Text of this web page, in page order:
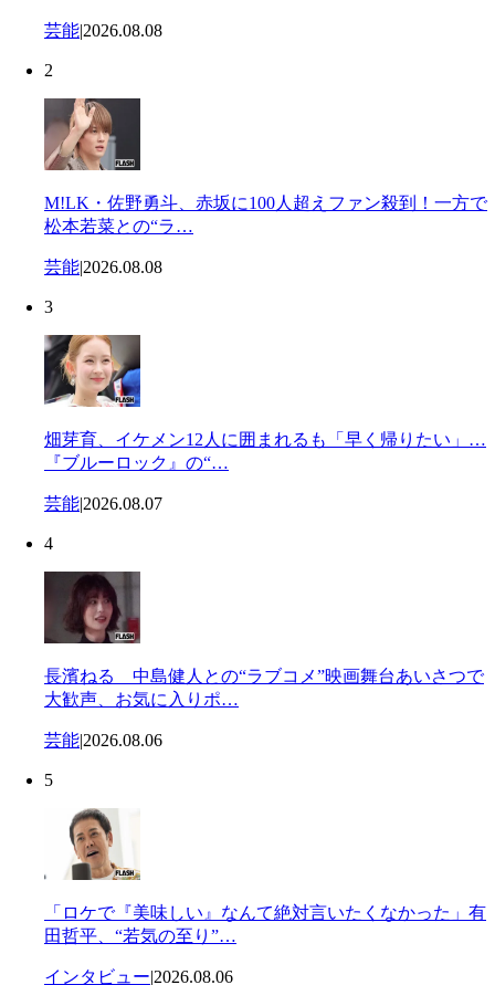
芸能|2026.08.08
2
M!LK・佐野勇斗、赤坂に100人超えファン殺到！一方で
松本若菜との“ラ…
芸能|2026.08.08
3
畑芽育、イケメン12人に囲まれるも「早く帰りたい」…
『ブルーロック』の“…
芸能|2026.08.07
4
長濱ねる 中島健人との“ラブコメ”映画舞台あいさつで
大歓声、お気に入りポ…
芸能|2026.08.06
5
「ロケで『美味しい』なんて絶対言いたくなかった」有
田哲平、“若気の至り”…
インタビュー|2026.08.06